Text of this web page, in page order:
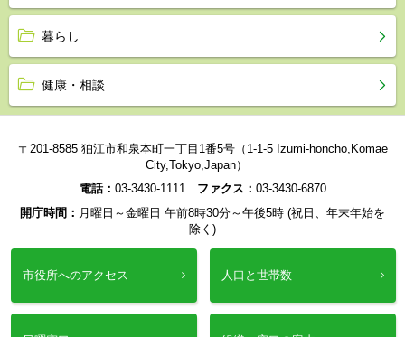
暮らし
健康・相談
〒201-8585 狛江市和泉本町一丁目1番5号（1-1-5 Izumi-honcho,Komae
City,Tokyo,Japan）
電話： 03-3430-1111 ファクス： 03-3430-6870
開庁時間： 月曜日～金曜日 午前8時30分～午後5時 (祝日、年末年始を
除く)
市役所へのアクセス 人口と世帯数